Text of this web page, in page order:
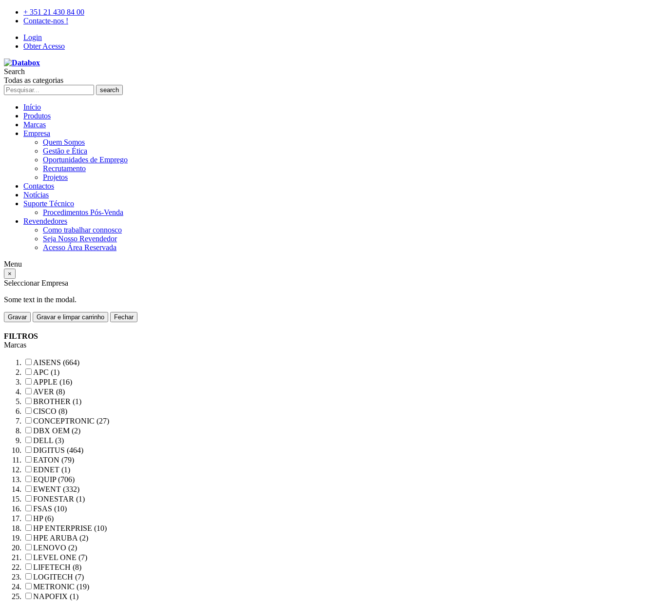
+ 351 21 430 84 00
Contacte-nos !
Login
Obter Acesso
Search
Todas as categorias
search
Início
Produtos
Marcas
Empresa
Quem Somos
Gestão e Ética
Oportunidades de Emprego
Recrutamento
Projetos
Contactos
Notícias
Suporte Técnico
Procedimentos Pós-Venda
Revendedores
Como trabalhar connosco
Seja Nosso Revendedor
Acesso Área Reservada
Menu
×
Seleccionar Empresa
Some text in the modal.
Gravar Gravar e limpar carrinho Fechar
FILTROS
Marcas
AISENS (664)
APC (1)
APPLE (16)
AVER (8)
BROTHER (1)
CISCO (8)
CONCEPTRONIC (27)
DBX OEM (2)
DELL (3)
DIGITUS (464)
EATON (79)
EDNET (1)
EQUIP (706)
EWENT (332)
FONESTAR (1)
FSAS (10)
HP (6)
HP ENTERPRISE (10)
HPE ARUBA (2)
LENOVO (2)
LEVEL ONE (7)
LIFETECH (8)
LOGITECH (7)
METRONIC (19)
NAPOFIX (1)